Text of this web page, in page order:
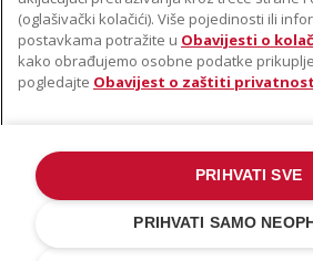
©2022. Sva prava pridržana. KitchenAid i
zaštitni su znakovi u SAD-u. i u
Obavijest o zaštiti privatnosti.
(oglašivački kolačići). Više pojedinosti ili
postavkama potražite u Obavijesti o
kako obrađujemo osobne podatke
pogledajte Obavijest o zaštiti
PRIHVATI SAMO
PRIHVATI SVE